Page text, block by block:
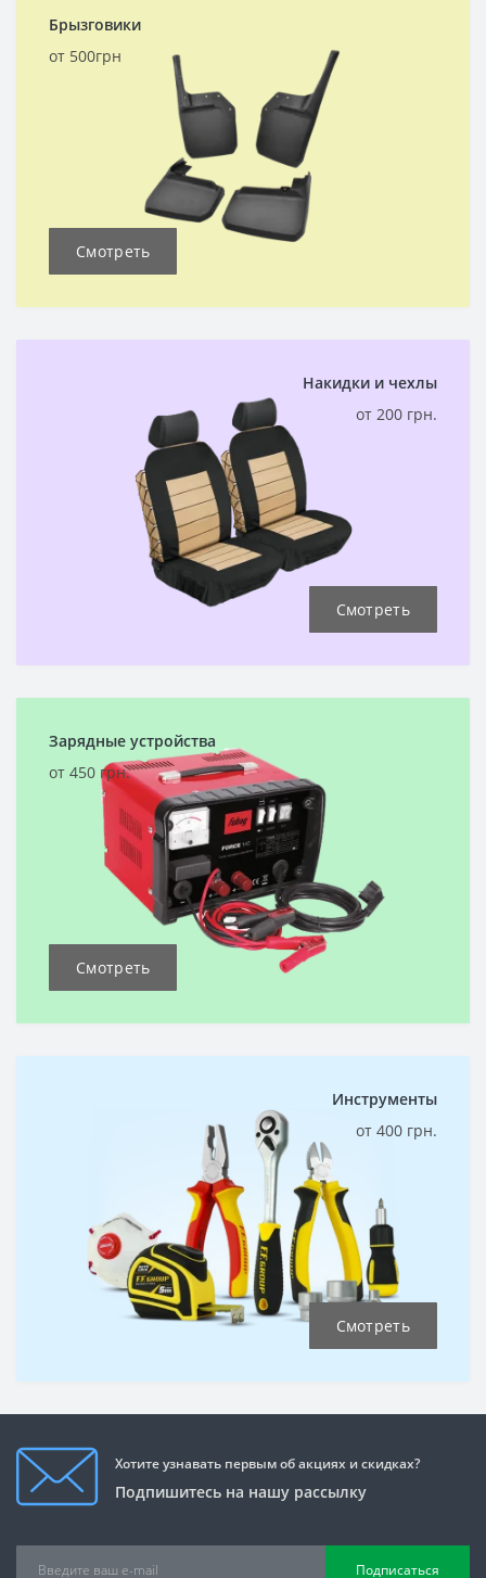
Брызговики
от 500грн
Смотреть
Накидки и чехлы
от 200 грн.
Смотреть
Зарядные устройства
от 450 грн.
Смотреть
Инструменты
от 400 грн.
Смотреть
Хотите узнавать первым об акциях и скидках?
Подпишитесь на нашу рассылку
Подписаться